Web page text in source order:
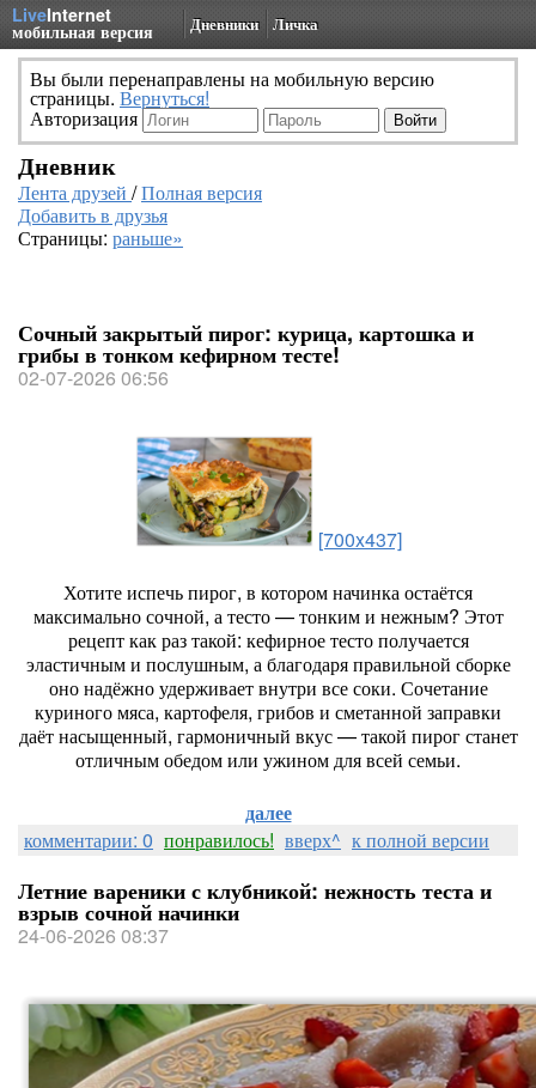
LiveInternet
мобильная версия Дневники Личка
Вы были перенаправлены на мобильную версию
страницы. Вернуться!
Авторизация
Дневник
Лента друзей /Полная версия
Добавить в друзья
Страницы: раньше»
Сочный закрытый пирог: курица, картошка и
грибы в тонком кефирном тесте!
02-07-2026 06:56
[700x437]
Хотитеиспечьпирог, в которомначинкаостаётся
максимальносочной, атесто— тонкими нежным? Этот
рецепткакразтакой: кефирноетестополучается
эластичными послушным, аблагодаряправильной сборке
ононадёжноудерживаетвнутри всесоки. Сочетание
куриногомяса, картофеля, грибов и сметанной заправки
даётнасыщенный, гармоничный вкус— такой пирогстанет
отличнымобедомили ужиномдлявсей семьи.
далее
комментарии: 0 понравилось! вверх^ к полной версии
Летние вареники с клубникой: нежность теста и
взрыв сочной начинки
24-06-2026 08:37